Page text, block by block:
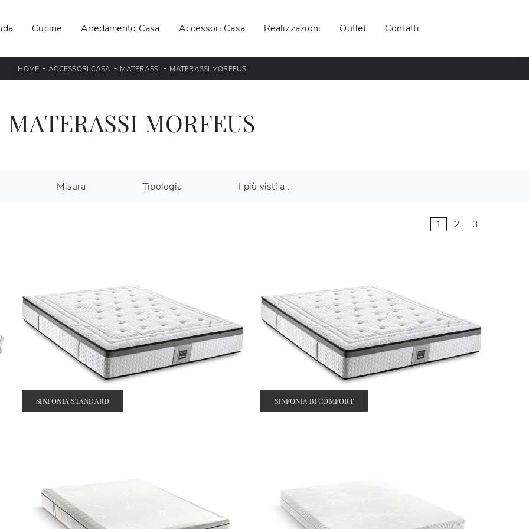
Cucine Arredamento Casa Accessori Casa Realizzazioni Outlet Contatti
HOME -ACCESSORI CASA - MATERASSI - MATERASSI MORFEUS
MATERASSI MORFEUS
Misura Tipologia I più visti a :
1 2 3
SINFONIA STANDARD SINFONIA BI COMFORT